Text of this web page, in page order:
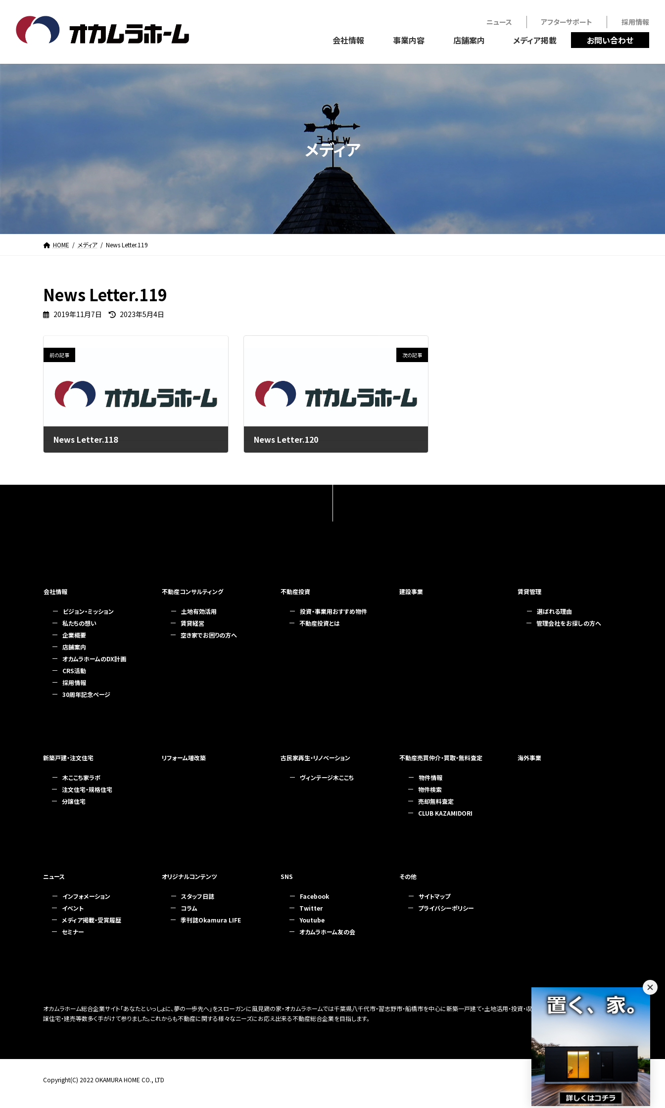
へ
キ
ョ
に
ニュース アフターサポート 採用情報
会社情報 事業内容 店舗案内 メディア掲載 お問い合わせ
メディア
HOME メディア News Letter.119
News Letter.119
2019年11月7日
最
2023年5月4日
前の記事
News Letter.118
次の記事
News Letter.120
会社情報
ビジョン・ミッション
私たちの想い
企業概要
店舗案内
オカムラホームのDX計画
CRS活動
採用情報
30周年記念ページ
不動産コンサルティング
土地有効活用
賃貸経営
空き家でお困りの方へ
不動産投資
投資・事業用おすすめ物件
不動産投資とは
建設事業 賃貸管理
選ばれる理由
管理会社をお探しの方へ
新築戸建・注文住宅
木ここち家ラボ
注文住宅・規格住宅
分譲住宅
リフォーム増改築 古民家再生・リノベーション
ヴィンテージ木ここち
不動産売買仲介・買取・無料査定
物件情報
物件検索
売却無料査定
CLUB KAZAMIDORI
海外事業
ニュース
インフォメーション
イベント
メディア掲載・受賞履歴
セミナー
オリジナルコンテンツ
スタッフ日誌
コラム
季刊誌Okamura LIFE
SNS
Facebook
Twitter
Youtube
オカムラホーム友の会
その他
サイトマップ
プライバシーポリシー
オカムラホーム総合企業サイト「あなたといっしょに、夢の一歩先へ」をスローガンに風見鶏の家・オカムラホームでは千葉県八千代市・習志野市・船橋市を中心に新築一戸建て・土地活用・投資・収益不動産・注文住宅・新築住宅・分
譲住宅・建売等数多く手がけて参りました。これからも不動産に関する様々なニーズにお応え出来る不動産総合企業を目指します。
Copyright(C) 2022 OKAMURA HOME CO., LTD